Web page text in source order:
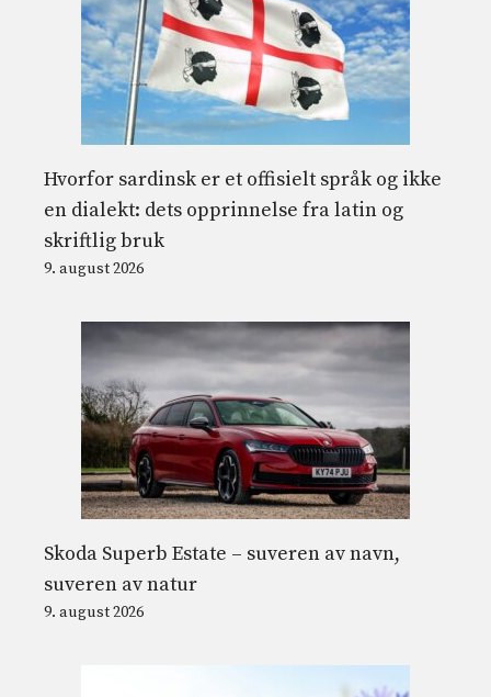
Hvorfor sardinsk er et offisielt språk og ikke
en dialekt: dets opprinnelse fra latin og
skriftlig bruk
9. august 2026
Skoda Superb Estate – suveren av navn,
suveren av natur
9. august 2026